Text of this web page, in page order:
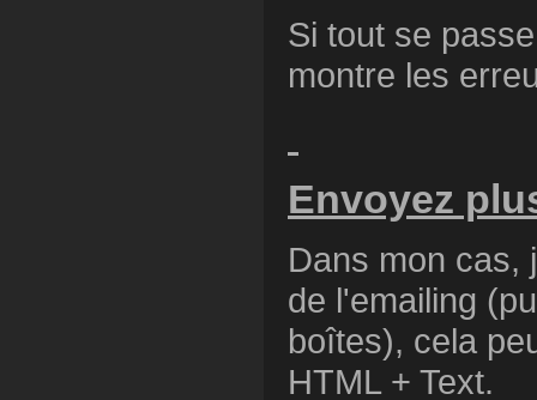
Si tout se
montre les
Envoyez
Dans mon cas,
de l'emailing
boîtes), cela
HTML + Text.